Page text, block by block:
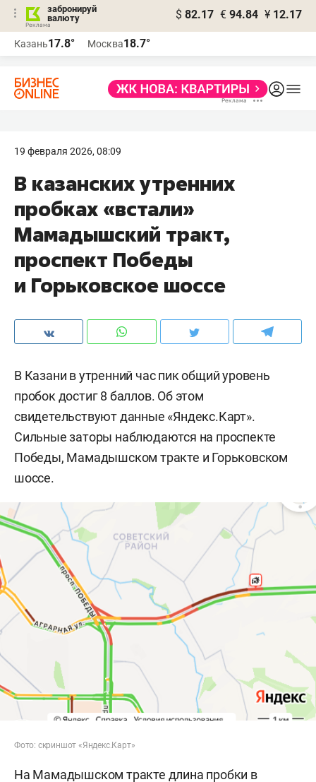
забронируй
валюту
$ 82.17 € 94.84 ¥ 12.17
Казань17.8° Москва18.7°
19 февраля 2026, 08:09
В казанских утренних
пробках «встали»
Мамадышский тракт,
проспект Победы
и Горьковское шоссе
В Казани в утренний час пик общий уровень
пробок достиг 8 баллов. Об этом
свидетельствуют данные «Яндекс.Карт».
Сильные заторы наблюдаются на проспекте
Победы, Мамадышском тракте и Горьковском
шоссе.
Фото: скриншот «Яндекс.Карт»
На Мамадышском тракте длина пробки в